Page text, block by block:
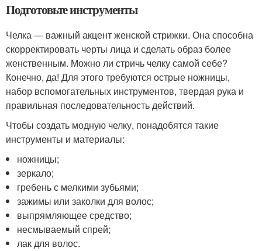
Подготовьте инструменты
Челка — важный акцент женской стрижки. Она способна
скорректировать черты лица и сделать образ более
женственным. Можно ли стричь челку самой себе?
Конечно, да! Для этого требуются острые ножницы,
набор вспомогательных инструментов, твердая рука и
правильная последовательность действий.
Чтобы создать модную челку, понадобятся такие
инструменты и материалы:
ножницы;
зеркало;
гребень с мелкими зубьями;
зажимы или заколки для волос;
выпрямляющее средство;
несмываемый спрей;
лак для волос.